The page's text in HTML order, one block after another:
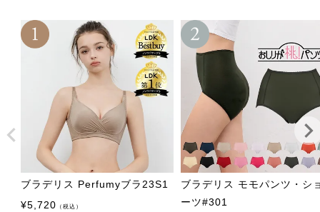
ブラデリス Perfumyブラ23S1
¥5,720 （税込）
ブラデリス モモパンツ・シ
ーツ#301